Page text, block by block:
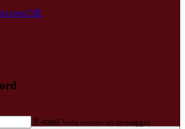
con CIE
E-mail Verrà inviato un messaggio